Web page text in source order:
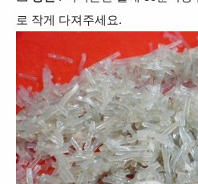
로 작게 다져주세요.